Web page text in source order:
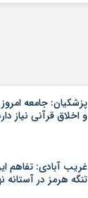
پزشکیان: جامعه
و اخلاق قرآنی نیاز
غریب آبادی: تفاهم
تنگه هرمز در